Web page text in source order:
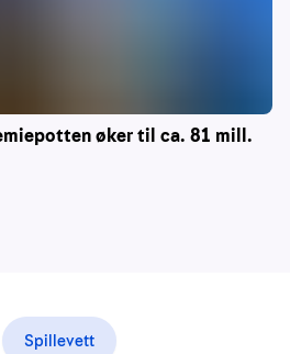
øker til ca. 81 mill.
Spillevett